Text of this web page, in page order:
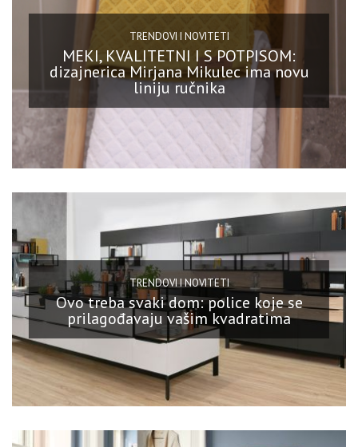
TRENDOVI I NOVITETI
MEKI, KVALITETNI I S POTPISOM:
dizajnerica Mirjana Mikulec ima novu
liniju ručnika
TRENDOVI I NOVITETI
Ovo treba svaki dom: police koje se
prilagođavaju vašim kvadratima